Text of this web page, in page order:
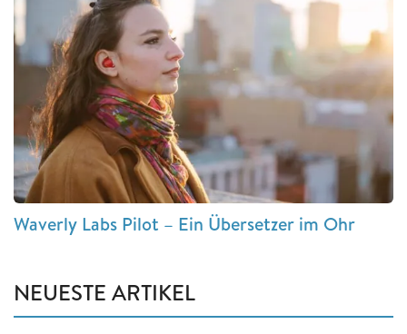
Waverly Labs Pilot – Ein Übersetzer im Ohr
NEUESTE ARTIKEL